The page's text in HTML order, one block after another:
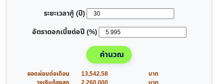
ระยะเวลากู้ (ปี)
อัตราดอกเบี้ยต่อปี (%)
คำนวณ
ยอดผ่อนต่อเดือน 13,542.58
บาท